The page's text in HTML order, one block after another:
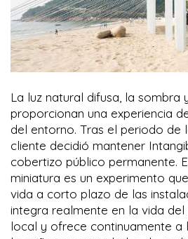
La luz natural difusa, la sombra
proporcionan una experiencia
del entorno. Tras el periodo de
cliente decidió mantener
cobertizo público permanente.
miniatura es un experimento
vida a corto plazo de las
integra realmente en la vida
local y ofrece continuamente a